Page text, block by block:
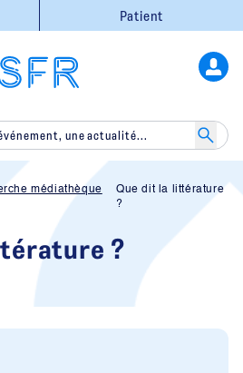
Patient
médiathèque
Que dit la littérature
?
?